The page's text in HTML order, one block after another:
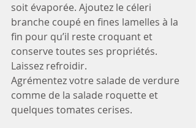
soit évaporée. Ajoutez le céleri
branche coupé en fines lamelles à la
fin pour qu’il reste croquant et
conserve toutes ses propriétés.
Laissez refroidir.
Agrémentez votre salade de verdure
comme de la salade roquette et
quelques tomates cerises.